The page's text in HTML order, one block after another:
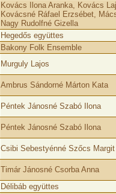
Kovács Ilona Aranka, Kovács
Kovácsné Ráfael Erzsébet,
Nagy Rudolfné Gizella
Hegedős együttes
Bakony Folk Ensemble
Murguly Lajos
Ambrus Sándorné Márton Kata
Péntek Jánosné Szabó Ilona
Péntek Jánosné Szabó Ilona
Csibi Sebestyénné Szőcs Margit
Timár Jánosné Csorba Anna
Délibáb együttes